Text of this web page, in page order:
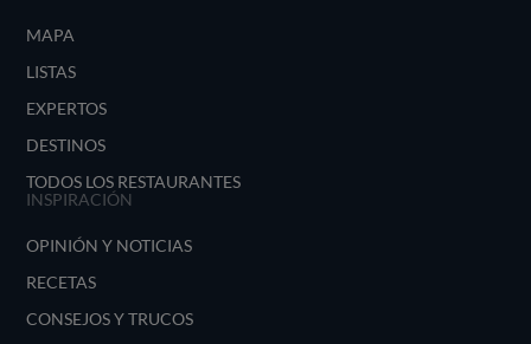
MAPA
LISTAS
EXPERTOS
DESTINOS
TODOS LOS RESTAURANTES
INSPIRACIÓN
OPINIÓN Y NOTICIAS
RECETAS
CONSEJOS Y TRUCOS